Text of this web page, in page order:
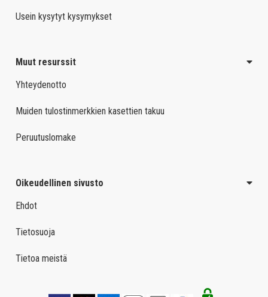
Usein kysytyt kysymykset
Muut resurssit
Yhteydenotto
Muiden tulostinmerkkien kasettien takuu
Peruutuslomake
Oikeudellinen sivusto
Ehdot
Tietosuoja
Tietoa meistä